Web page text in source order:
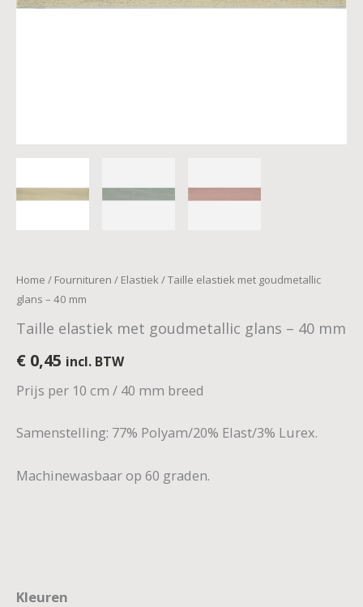
Home / Fournituren / Elastiek/ Taille elastiek met goudmetallic
glans – 40 mm
Taille elastiek met goudmetallic glans – 40 mm
€ 0,45 incl. BTW
Prijs per 10 cm / 40 mm breed
Samenstelling: 77% Polyam/20% Elast/3% Lurex.
Machinewasbaar op 60 graden.
Kleuren